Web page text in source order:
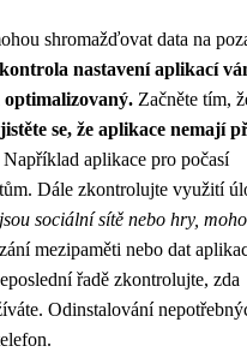
shromažďovat data na
nastavení aplikací
optimalizovaný. Začněte tím,
se, že aplikace nemají
Například aplikace pro počasí
Dále zkontrolujte využití
sociální sítě nebo hry,
mezipaměti nebo dat
řadě zkontrolujte, zda
Odinstalování